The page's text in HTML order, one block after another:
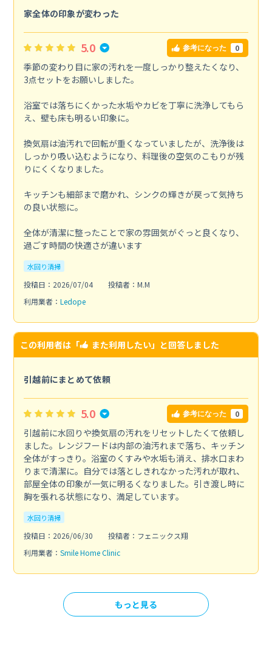
家全体の印象が変わった
5.0 参考になった 0
季節の変わり目に家の汚れを一度しっかり整えたくなり、
3点セットをお願いしました。
浴室では落ちにくかった水垢やカビを丁寧に洗浄してもら
え、壁も床も明るい印象に。
換気扇は油汚れで回転が重くなっていましたが、洗浄後は
しっかり吸い込むようになり、料理後の空気のこもりが残
りにくくなりました。
キッチンも細部まで磨かれ、シンクの輝きが戻って気持ち
の良い状態に。
全体が清潔に整ったことで家の雰囲気がぐっと良くなり、
過ごす時間の快適さが違います
水回り清掃
投稿日：2026/07/04
投稿者：M.M
利用業者： Ledope
この利用者は「 また利用したい」と回答しました
引越前にまとめて依頼
5.0 参考になった 0
引越前に水回りや換気扇の汚れをリセットしたくて依頼し
ました。レンジフードは内部の油汚れまで落ち、キッチン
全体がすっきり。浴室のくすみや水垢も消え、排水口まわ
りまで清潔に。自分では落としきれなかった汚れが取れ、
部屋全体の印象が一気に明るくなりました。引き渡し時に
胸を張れる状態になり、満足しています。
水回り清掃
投稿日：2026/06/30
投稿者：フェニックス翔
利用業者： Smile Home Clinic
もっと見る